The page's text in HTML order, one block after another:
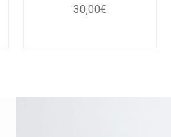
30,00€